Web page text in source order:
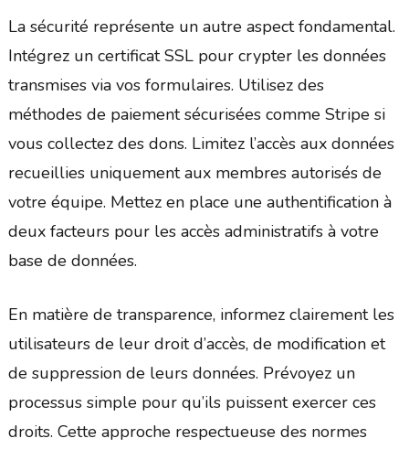
La sécurité représente un autre aspect fondamental.
Intégrez un certificat SSL pour crypter les données
transmises via vos formulaires. Utilisez des
méthodes de paiement sécurisées comme Stripe si
vous collectez des dons. Limitez l’accès aux données
recueillies uniquement aux membres autorisés de
votre équipe. Mettez en place une authentification à
deux facteurs pour les accès administratifs à votre
base de données.
En matière de transparence, informez clairement les
utilisateurs de leur droit d’accès, de modification et
de suppression de leurs données. Prévoyez un
processus simple pour qu’ils puissent exercer ces
droits. Cette approche respectueuse des normes